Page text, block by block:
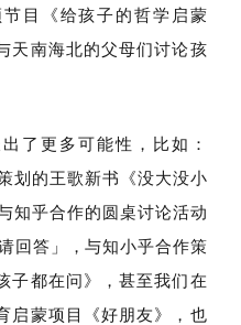
目《给孩子的哲学启蒙
天南海北的父母们讨论孩
了更多可能性，比如：
划的王歌新书 《没大没小
知乎合作的圆桌讨论活动
回答」
，与知小乎合作策
子都在问》，甚至我们在
启蒙项目
《好朋友》
，也